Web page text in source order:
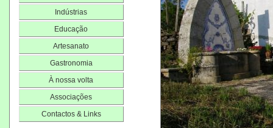
Indústrias
Educação
Artesanato
Gastronomia
À nossa volta
Associações
Contactos & Links